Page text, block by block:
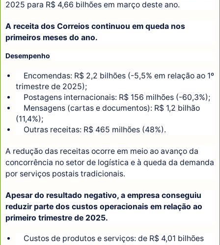
2025 para R$ 4,66 bilhões em março deste ano.
A receita dos Correios continuou em queda nos
primeiros meses do ano.
Desempenho
Encomendas: R$ 2,2 bilhões (-5,5% em relação ao 1º
trimestre de 2025);
Postagens internacionais: R$ 156 milhões (-60,3%);
Mensagens (cartas e documentos): R$ 1,2 bilhão
(11,4%);
Outras receitas: R$ 465 milhões (48%).
A redução das receitas ocorre em meio ao avanço da
concorrência no setor de logística e à queda da demanda
por serviços postais tradicionais.
Apesar do resultado negativo, a empresa conseguiu
reduzir parte dos custos operacionais em relação ao
primeiro trimestre de 2025.
Custos de produtos e serviços: de R$ 4,01 bilhões